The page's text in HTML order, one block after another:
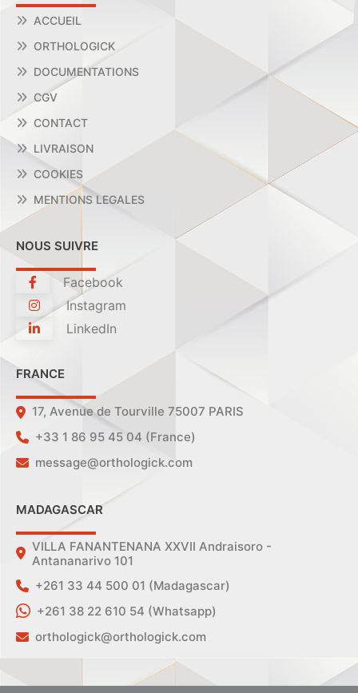
ACCUEIL
ORTHOLOGICK
DOCUMENTATIONS
CGV
CONTACT
LIVRAISON
COOKIES
MENTIONS LEGALES
NOUS SUIVRE
Facebook
Instagram
LinkedIn
FRANCE
17, Avenue de Tourville 75007 PARIS
+33 1 86 95 45 04 (France)
message@orthologick.com
MADAGASCAR
VILLA FANANTENANA XXVII Andraisoro -
Antananarivo 101
+261 33 44 500 01 (Madagascar)
+261 38 22 610 54 (Whatsapp)
orthologick@orthologick.com